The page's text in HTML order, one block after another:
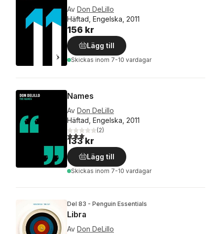
Av Don DeLillo
Häftad, Engelska, 2011
156 kr
Lägg till
Skickas inom 7-10 vardagar
Names
Av Don DeLillo
Häftad, Engelska, 2011
3,0utav 5 stjärnor. Totalt antal röster:
(2)
133 kr
Lägg till
Skickas inom 7-10 vardagar
Del 83 - Penguin Essentials
Libra
Av Don DeLillo